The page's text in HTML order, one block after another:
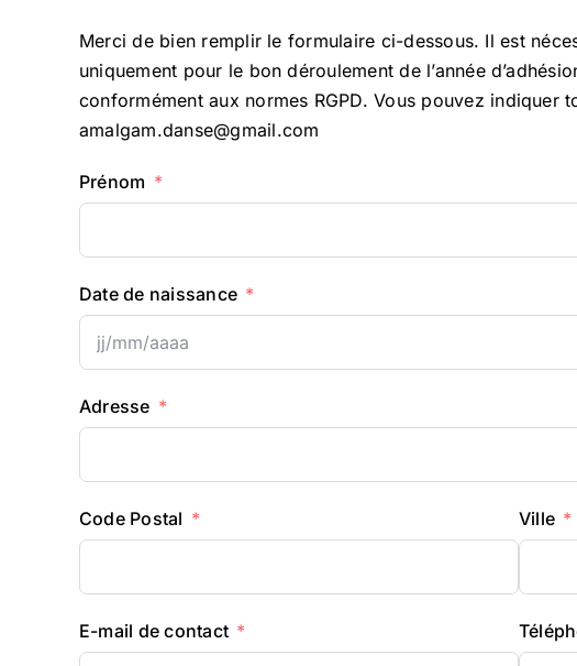
ContactMerci de bien remplir le formulaire ci-dessous. Il est
uniquement pour le bon déroulement de l’année
conformément aux normes RGPD. Vous pouvez indiquer
amalgam.danse@gmail.com
Prénom
Date de naissance
Adresse
Code Postal Ville
E-mail de contact